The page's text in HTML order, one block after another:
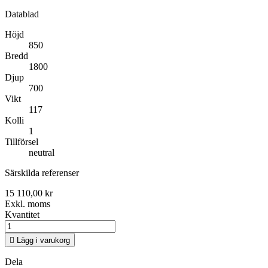
Datablad
Höjd
850
Bredd
1800
Djup
700
Vikt
117
Kolli
1
Tillförsel
neutral
Särskilda referenser
15 110,00 kr
Exkl. moms
Kvantitet
 Lägg i varukorg
Dela